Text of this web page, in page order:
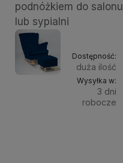
podnóżkiem do salonu
lub sypialni
Dostępność:
duża ilość
Wysyłka w:
3 dni
robocze